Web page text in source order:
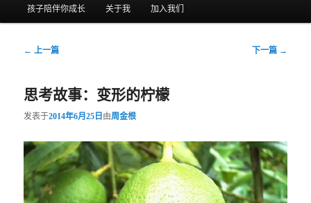
孩子陪伴你成长 关于我 加入我们
文章导航
← 上一篇 下一篇 →
思考故事：变形的柠檬
发表于2014年6月25日 由周金根